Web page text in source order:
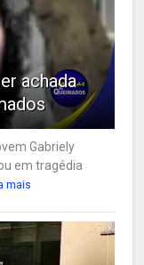
achada
Gabriely
em tragédia
mais